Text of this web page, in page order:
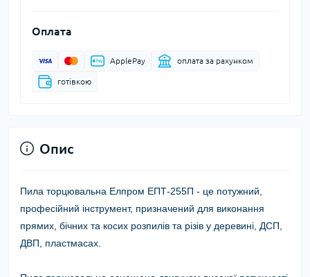
Оплата
ApplePay оплата за рахунком
готівкою
Опис
Пила торцювальна Елпром ЕПТ-255П - це потужний,
професійний інструмент, призначений для виконання
прямих, бічних та косих розпилів та різів у деревині, ДСП,
ДВП, пластмасах.